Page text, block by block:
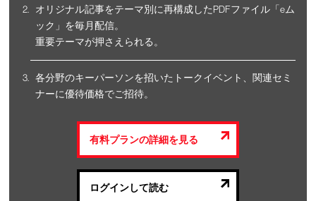
オリジナル記事をテーマ別に再構成したPDFファイル「eム
ック」を毎月配信。
重要テーマが押さえられる。
各分野のキーパーソンを招いたトークイベント、関連セミ
ナーに優待価格でご招待。
有料プランの詳細を見る
ログインして読む